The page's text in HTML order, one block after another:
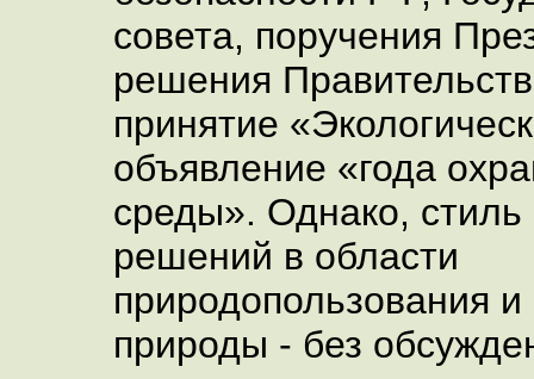
совета, поручения
решения
принятие
объявление «года
среды». Однако, стиль
решений в области
природопользования
природы - без